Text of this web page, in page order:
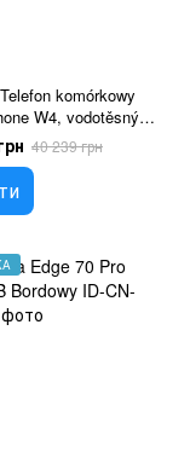
komórkowy
W4, vodotěsný
SIM telefon, černo-
40 239 грн